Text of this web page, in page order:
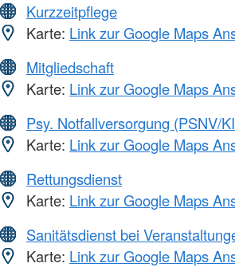
Kurzzeitpflege
Karte: Link zur Google Maps
Mitgliedschaft
Karte: Link zur Google Maps
Psy. Notfallversorgung (PSNV/
Karte: Link zur Google Maps
Rettungsdienst
Karte: Link zur Google Maps
Sanitätsdienst bei
Karte: Link zur Google Maps